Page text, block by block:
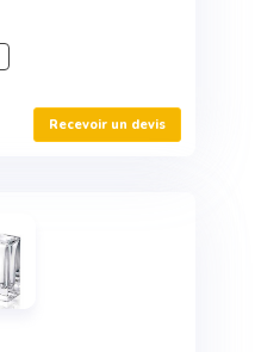
Recevoir un devis